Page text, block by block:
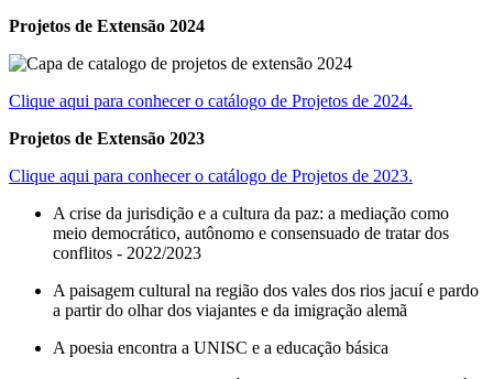
Projetos de Extensão 2024
Clique aqui para conhecer o catálogo de Projetos de 2024.
Projetos de Extensão 2023
Clique aqui para conhecer o catálogo de Projetos de 2023.
A crise da jurisdição e a cultura da paz: a mediação como
meio democrático, autônomo e consensuado de tratar dos
conflitos - 2022/2023
A paisagem cultural na região dos vales dos rios jacuí e pardo
a partir do olhar dos viajantes e da imigração alemã
A poesia encontra a UNISC e a educação básica